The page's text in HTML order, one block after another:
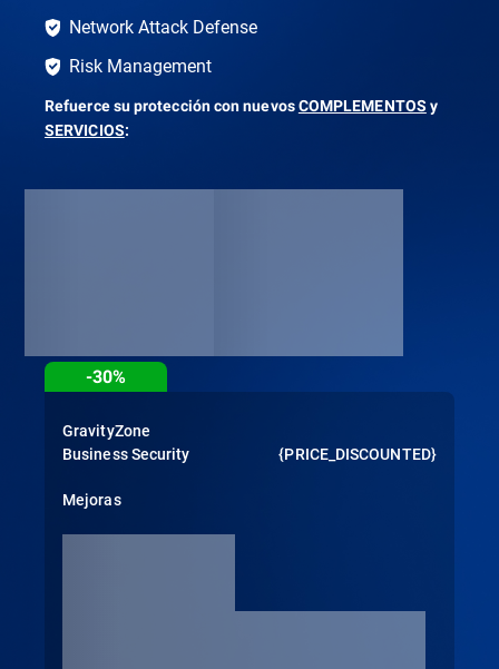
Network Attack Defense
Risk Management
Refuerce su protección con nuevosCOMPLEMENTOS y
SERVICIOS:
-30%
GravityZone
Business Security
{PRICE_DISCOUNTED}
Mejoras